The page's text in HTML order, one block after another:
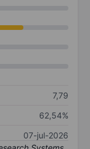
7,79
62,54%
07-jul-2026